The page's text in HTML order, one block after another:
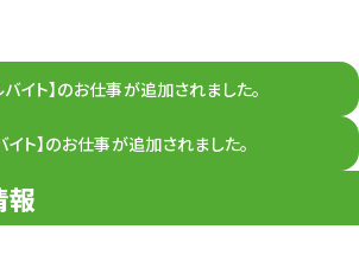
バイト】のお仕事が追加されました。
イト】のお仕事が追加されました。
報